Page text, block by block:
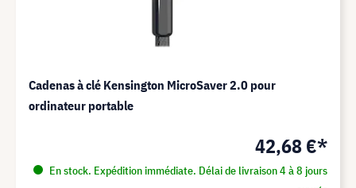
Cadenas à clé Kensington MicroSaver 2.0 pour
ordinateur portable
42,68 €*
En stock. Expédition immédiate. Délai de livraison 4 à 8 jours